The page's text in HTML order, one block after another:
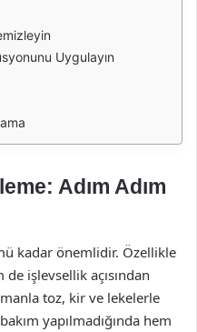
Uygulayın
Adım Adım
kadar önemlidir. Özellikle
işlevsellik açısından
toz, kir ve lekelerle
yapılmadığında hem